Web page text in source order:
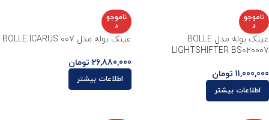
ناموجو
د
عینک بوله مدل BOLLE
LIGHTSHIFTER BS020007
11,000,000 تومان
اطلاعات بیشتر
ناموجو
د
عینک بوله مدل BOLLE ICARUS 007
26,880,000 تومان
اطلاعات بیشتر